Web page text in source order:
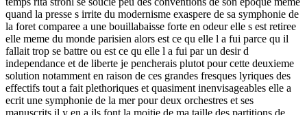
quand la presse s irrite du modernisme exaspere de sa symphonie de
la foret comparee a une bouillabaisse forte en odeur elle s est retiree
elle meme du monde parisien alors est ce qu elle l a fui parce qu il
fallait trop se battre ou est ce qu elle l a fui par un desir d
independance et de liberte je pencherais plutot pour cette deuxieme
solution notamment en raison de ces grandes fresques lyriques des
effectifs tout a fait plethoriques et quasiment inenvisageables elle a
ecrit une symphonie de la mer pour deux orchestres et ses
manuscrits il y en a ils font la moitie de ma taille des partitions de